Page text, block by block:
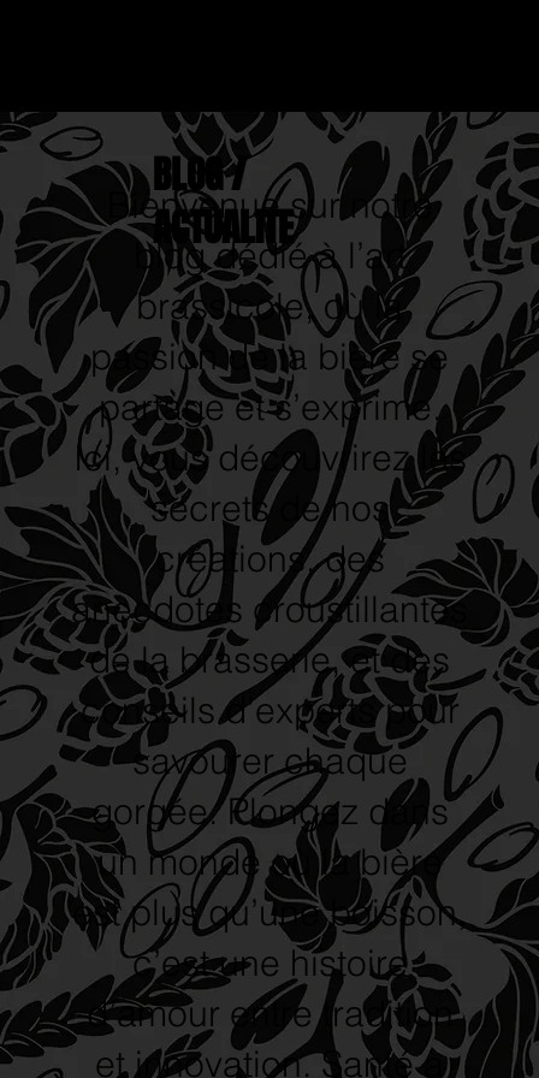
BLOG /
ACTUALITE
Bienvenue sur notre
blog dédié à l’art
brassicole, où la
passion de la bière se
partage et s’exprime.
Ici, vous découvrirez les
secrets de nos
créations, des
anecdotes croustillantes
de la brasserie, et des
conseils d’experts pour
savourer chaque
gorgée. Plongez dans
un monde où la bière
est plus qu’une boisson,
c’est une histoire
d’amour entre tradition
et innovation. Santé à